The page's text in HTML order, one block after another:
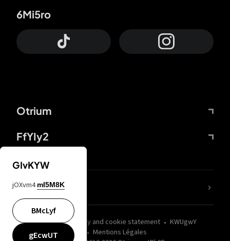
Otrium
FfYIy2
6Mi5ro
wZQPfd Privacy and cookie statement
KWUgwY
Mentions Légales
nLC6tu
GIvKYW
jOXvm4 mI5M8K
BMcLyf
gEcwUT